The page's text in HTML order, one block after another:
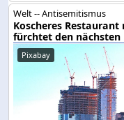
Welt -- Antisemitismus
Koscheres
fürchtet den nächsten
Pixabay